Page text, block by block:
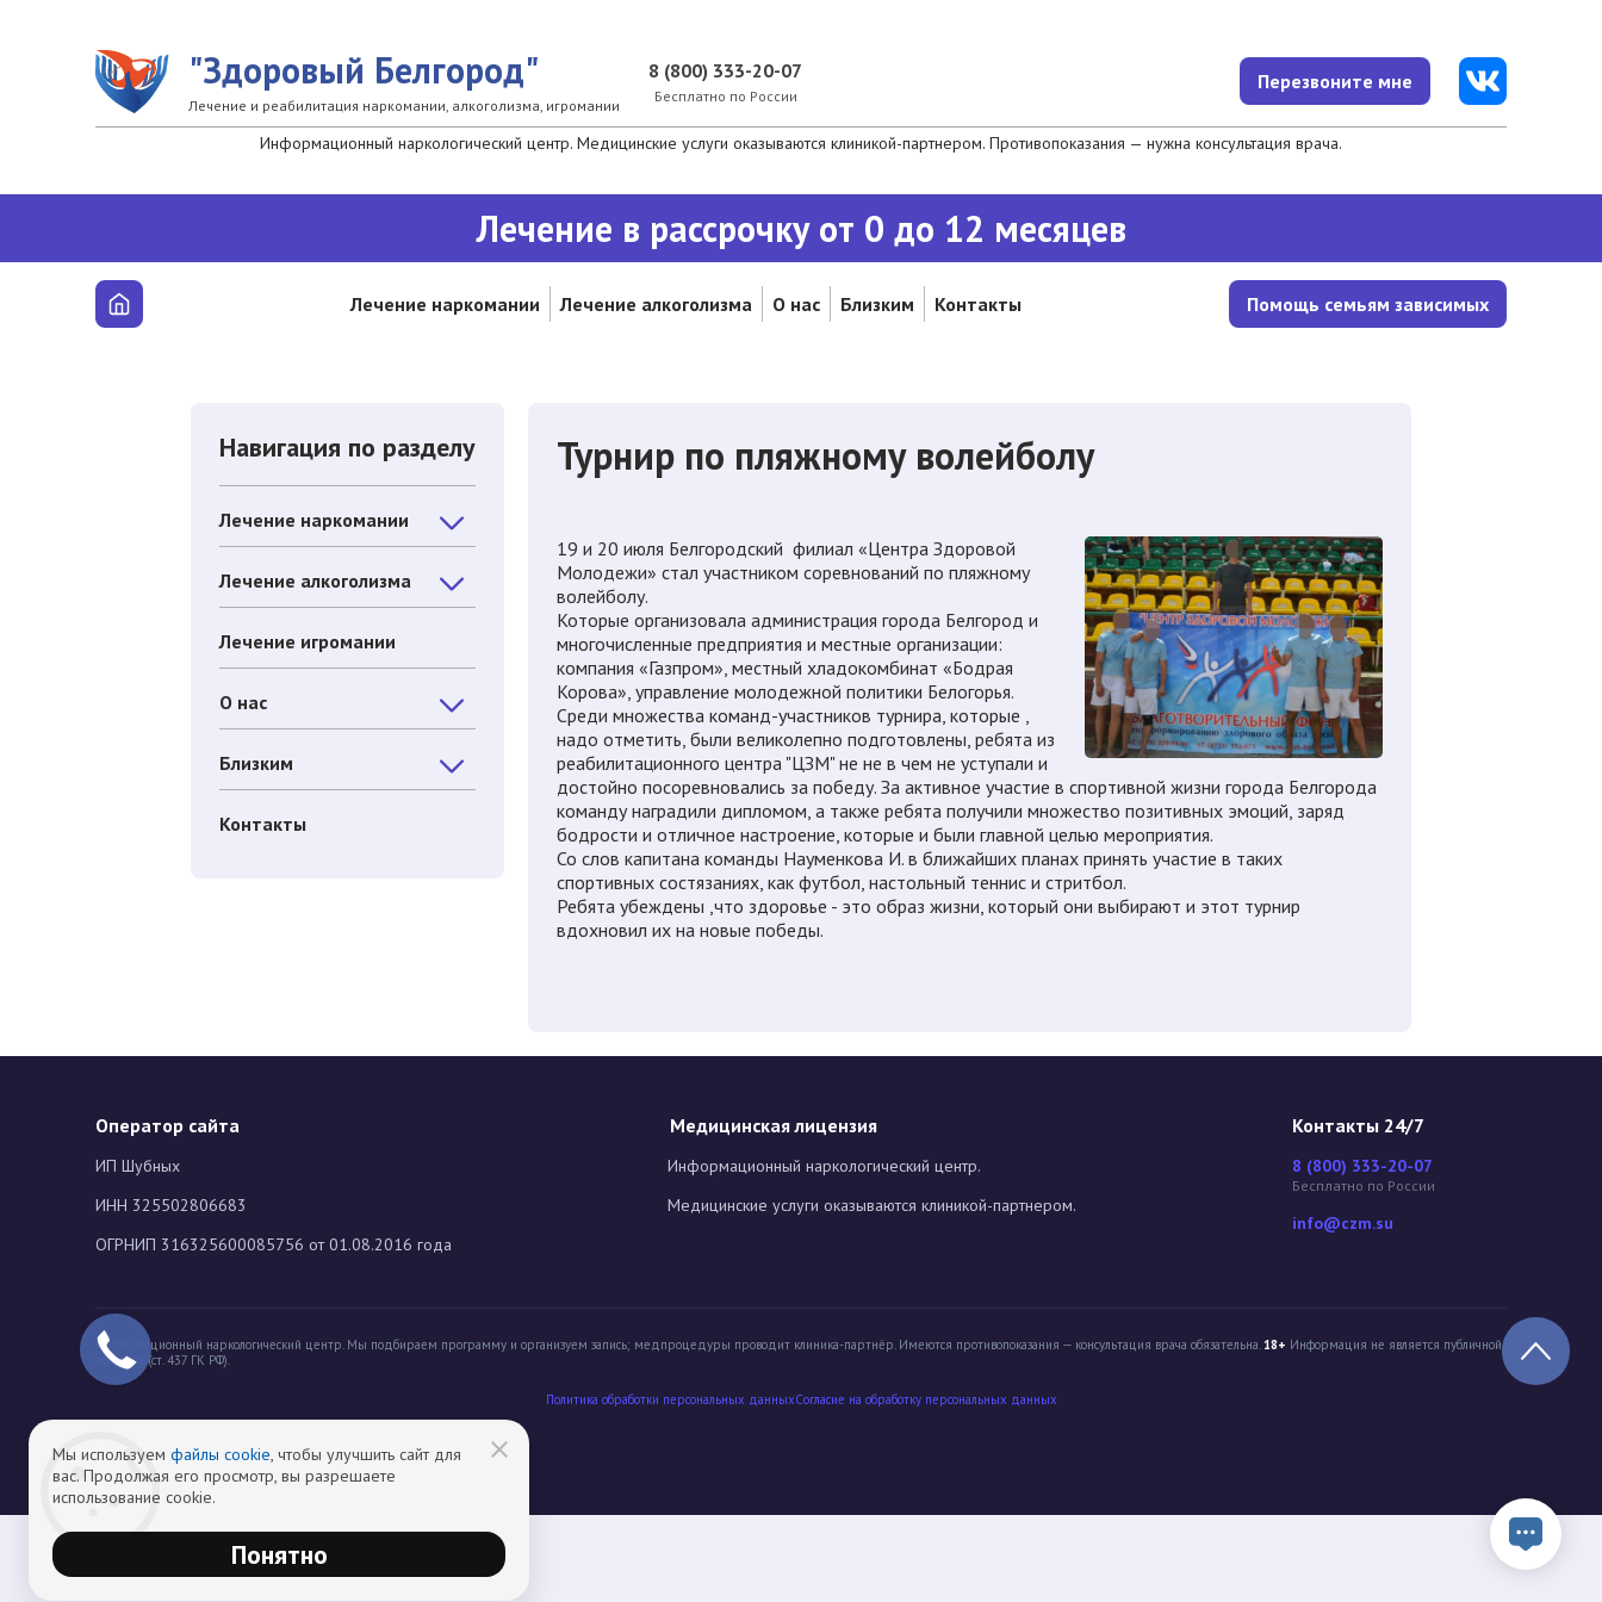
"Здоровый Белгород"
Лечение и реабилитация наркомании, алкоголизма, игромании
8 (800) 333-20-07
Бесплатно по России
Перезвоните мне
Информационный наркологический центр. Медицинские услуги оказываются клиникой-партнером. Противопоказания — нужна консультация врача.
Лечение в рассрочку от 0 до 12 месяцев
Лечение наркомании Лечение алкоголизма О нас Близким Контакты Помощь семьям зависимых
Навигация по разделу
Лечение наркомании
Лечение алкоголизма
Лечение игромании
О нас
Близким
Контакты
Турнир по пляжному волейболу
19 и 20 июля Белгородский филиал «Центра Здоровой
Молодежи» стал участником соревнований по пляжному
волейболу.
Которые организовала администрация города Белгород и
многочисленные предприятия и местные организации:
компания «Газпром», местный хладокомбинат «Бодрая
Корова», управление молодежной политики Белогорья.
Среди множества команд-участников турнира, которые ,
надо отметить, были великолепно подготовлены, ребята из
реабилитационного центра "ЦЗМ" не не в чем не уступали и
достойно посоревновались за победу. За активное участие в спортивной жизни города Белгорода
команду наградили дипломом, а также ребята получили множество позитивных эмоций, заряд
бодрости и отличное настроение, которые и были главной целью мероприятия.
Со слов капитана команды Науменкова И. в ближайших планах принять участие в таких
спортивных состязаниях, как футбол, настольный теннис и стритбол.
Ребята убеждены ,что здоровье - это образ жизни, который они выбирают и этот турнир
вдохновил их на новые победы.
Оператор сайта
ИП Шубных
ИНН 325502806683
ОГРНИП 316325600085756 от 01.08.2016 года
Медицинская лицензия
Информационный наркологический центр.
Медицинские услуги оказываются клиникой-партнером.
Контакты 24/7
8 (800) 333-20-07
Бесплатно по России
info@czm.su
Информационный наркологический центр. Мы подбираем программу и организуем запись; медпроцедуры проводит клиника-партнёр. Имеются противопоказания — консультация врача обязательна.18+ Информация не является публичной
офертой (ст. 437 ГК РФ).
Политика обработки персональных данныхCогласие на обработку персональных данных
Мы используем файлы cookie, чтобы улучшить сайт для
вас. Продолжая его просмотр, вы разрешаете
использование cookie.
Понятно